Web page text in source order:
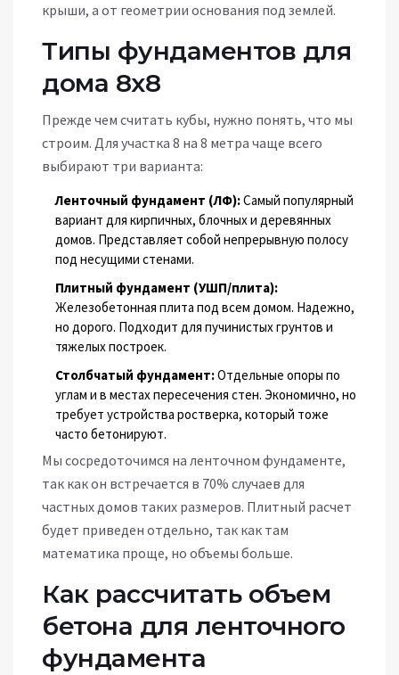
крыши, а от геометрии основания под землей.
Типы фундаментов для
дома 8х8
Прежде чем считать кубы, нужно понять, что мы
строим. Для участка 8 на 8 метра чаще всего
выбирают три варианта:
Ленточный фундамент (ЛФ):Самый популярный
вариант для кирпичных, блочных и деревянных
домов. Представляет собой непрерывную полосу
под несущими стенами.
Плитный фундамент (УШП/плита):
Железобетонная плита под всем домом. Надежно,
но дорого. Подходит для пучинистых грунтов и
тяжелых построек.
Столбчатый фундамент:Отдельные опоры по
углам и в местах пересечения стен. Экономично, но
требует устройства ростверка, который тоже
часто бетонируют.
Мы сосредоточимся на ленточном фундаменте,
так как он встречается в 70% случаев для
частных домов таких размеров. Плитный расчет
будет приведен отдельно, так как там
математика проще, но объемы больше.
Как рассчитать объем
бетона для ленточного
фундамента